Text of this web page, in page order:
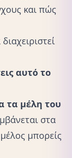
και πώς
αυτό το
τα μέλη του
στα
μπορείς